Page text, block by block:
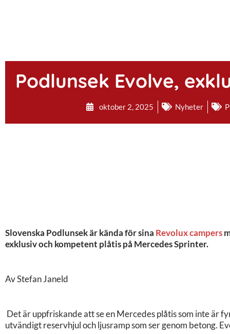
Podlunsek Evolve,
oktober 2, 2025 Nyheter
Slovenska Podlunsek är kända för sina Revolux campers
exklusiv och kompetent plåtis på Mercedes Sprinter.
Av Stefan Janeld
Det är uppfriskande att se en Mercedes plåtis som inte är
utvändigt reservhjul och ljusramp som ser genom betong.